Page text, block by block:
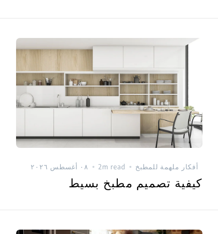
أفكار ملهمة للمطبخ 2m read ٠٨ أغسطس ٢٠٢٦
كيفية تصميم مطبخ بسيط